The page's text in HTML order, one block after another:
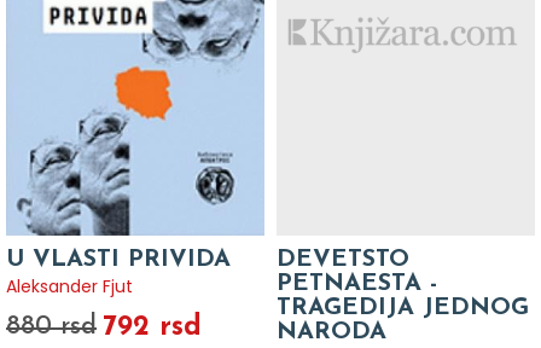
U VLASTI PRIVIDA
Aleksander Fjut
880 rsd 792 rsd
DEVETSTO
PETNAESTA -
TRAGEDIJA JEDNOG
NARODA